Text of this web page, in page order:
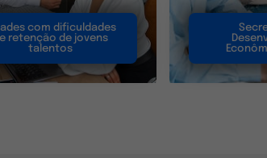
com dificuldades
retenção de jovens
talentos